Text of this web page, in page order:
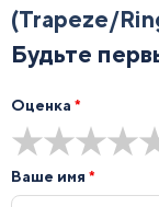
(Trapeze/
Будьте
Оценка *
★
★
★
★
Ваше имя *